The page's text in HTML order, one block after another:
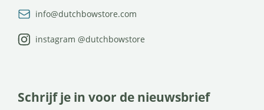
info@dutchbowstore.com
instagram @dutchbowstore
Schrijf je in voor de nieuwsbrief